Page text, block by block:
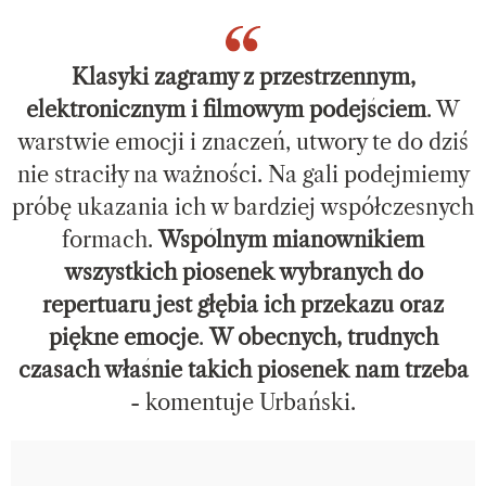
Klasyki zagramy z przestrzennym,
elektronicznym i filmowym podejściem. W
warstwie emocji i znaczeń, utwory te do dziś
nie straciły na ważności. Na gali podejmiemy
próbę ukazania ich w bardziej współczesnych
formach.Wspólnym mianownikiem
wszystkich piosenek wybranych do
repertuaru jest głębia ich przekazu oraz
piękne emocje.W obecnych, trudnych
czasach właśnie takich piosenek nam trzeba
- komentuje Urbański.